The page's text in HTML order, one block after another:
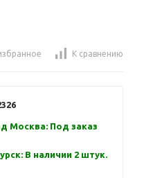
К сравнению
Москва: Под заказ
В наличии 2 штук.